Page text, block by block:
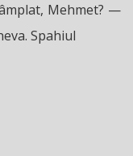
Mehmet? —
Spahiul